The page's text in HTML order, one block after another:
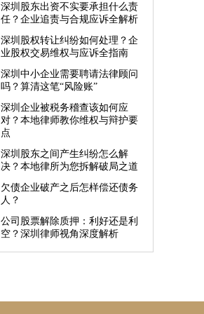
深圳股东出资不实要承担什么责
任？企业追责与合规应诉全解析
深圳股权转让纠纷如何处理？企
业股权交易维权与应诉全指南
深圳中小企业需要聘请法律顾问
吗？算清这笔“风险账”
深圳企业被税务稽查该如何应
对？本地律师教你维权与辩护要
点
深圳股东之间产生纠纷怎么解
决？本地律所为您拆解破局之道
欠债企业破产之后怎样偿还债务
人？
公司股票解除质押：利好还是利
空？深圳律师视角深度解析